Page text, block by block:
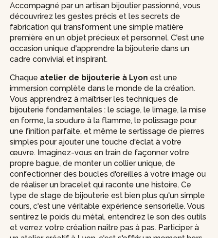
Accompagné par un artisan bijoutier passionné, vous
découvrirez les gestes précis et les secrets de
fabrication qui transforment une simple matière
première en un objet précieux et personnel. C'est une
occasion unique d'apprendre la bijouterie dans un
cadre convivial et inspirant.
Chaque atelier de bijouterie à Lyon est une
immersion complète dans le monde de la création.
Vous apprendrez à maîtriser les techniques de
bijouterie fondamentales : le sciage, le limage, la mise
en forme, la soudure à la flamme, le polissage pour
une finition parfaite, et même le sertissage de pierres
simples pour ajouter une touche d'éclat à votre
œuvre. Imaginez-vous en train de façonner votre
propre bague, de monter un collier unique, de
confectionner des boucles d'oreilles à votre image ou
de réaliser un bracelet qui raconte une histoire. Ce
type de stage de bijouterie est bien plus qu'un simple
cours, c'est une véritable expérience sensorielle. Vous
sentirez le poids du métal, entendrez le son des outils
et verrez votre création naître pas à pas. Participer à